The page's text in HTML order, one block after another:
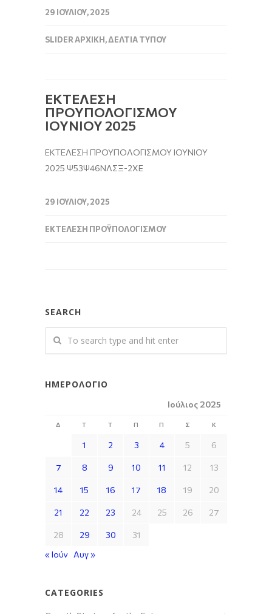
29 ΙΟΥΛΊΟΥ, 2025
SLIDER ΑΡΧΙΚΉ,ΔΕΛΤΊΑ ΤΎΠΟΥ
ΕΚΤΕΛΕΣΗ
ΠΡΟΥΠΟΛΟΓΙΣΜΟΥ
ΙΟΥΝΙΟΥ 2025
ΕΚΤΕΛΕΣΗ ΠΡΟΥΠΟΛΟΓΙΣΜΟΥ ΙΟΥΝΙΟΥ
2025 Ψ53Ψ46ΝΛΣΞ-2ΧΕ
29 ΙΟΥΛΊΟΥ, 2025
ΕΚΤΈΛΕΣΗ ΠΡΟΫΠΟΛΟΓΙΣΜΟΎ
SEARCH
ΗΜΕΡΟΛΌΓΙΟ
Ιούλιος 2025
Δ Τ Τ Π Π Σ Κ
1 2 3 4 5 6
7 8 9 10 11 12 13
14 15 16 17 18 19 20
21 22 23 24 25 26 27
28 29 30
31
« Ιούν Αυγ »
CATEGORIES